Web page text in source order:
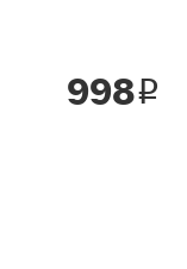
998i